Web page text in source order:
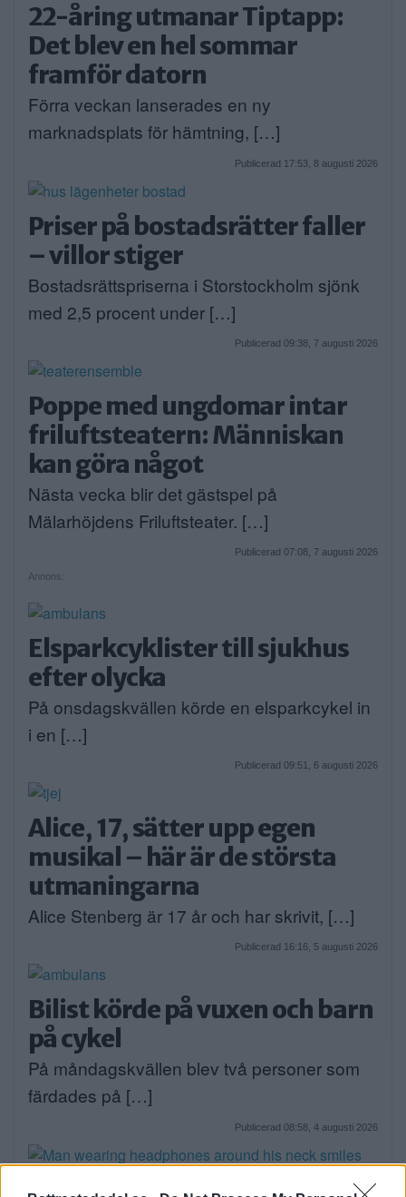
22-åring utmanar Tiptapp:
Det blev en hel sommar
framför datorn
Förra veckan lanserades en ny
marknadsplats för hämtning, […]
Publicerad 17:53, 8 augusti 2026
Priser på bostadsrätter faller
– villor stiger
Bostadsrättspriserna i Storstockholm sjönk
med 2,5 procent under […]
Publicerad 09:38, 7 augusti 2026
Poppe med ungdomar intar
friluftsteatern: Människan
kan göra något
Nästa vecka blir det gästspel på
Mälarhöjdens Friluftsteater. […]
Publicerad 07:08, 7 augusti 2026
Annons:
Elsparkcyklister till sjukhus
efter olycka
På onsdagskvällen körde en elsparkcykel in
i en […]
Publicerad 09:51, 6 augusti 2026
Alice, 17, sätter upp egen
musikal – här är de största
utmaningarna
Alice Stenberg är 17 år och har skrivit, […]
Publicerad 16:16, 5 augusti 2026
Bilist körde på vuxen och barn
på cykel
På måndagskvällen blev två personer som
färdades på […]
Publicerad 08:58, 4 augusti 2026